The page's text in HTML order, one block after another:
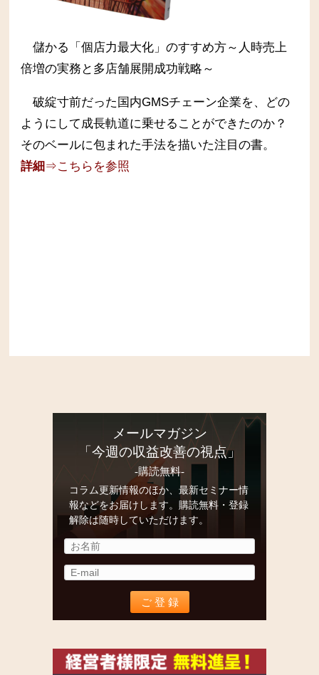
儲かる「個店力最大化」のすすめ方～人時売上
倍増の実務と多店舗展開成功戦略～
破綻寸前だった国内GMSチェーン企業を、どの
ようにして成長軌道に乗せることができたのか？
そのベールに包まれた手法を描いた注目の書。
詳細 ⇒こちらを参照
メールマガジン
「今週の収益改善の視点」
-購読無料-
コラム更新情報のほか、最新セミナー情
報などをお届けします。購読無料・登録
解除は随時していただけます。